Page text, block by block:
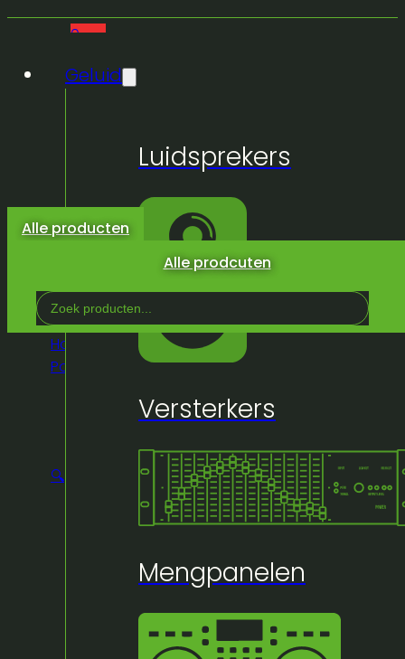
Alle prodcuten
0
producten
winkelwagen.
Geluid
Luidsprekers
Versterkers
Mengpanelen
Alle producten
Search
...
Home
Winkel
Truss &
Podium
Statieven/Showgear mast bracket
🔍